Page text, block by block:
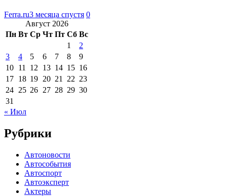
Ferra.ru3 месяца спустя 0
Август 2026
Пн Вт Ср Чт Пт Сб Вс
1
2
3
4 5 6 7 8
9
10 11 12 13 14 15 16
17 18 19 20 21 22 23
24 25 26 27 28 29 30
31
« Июл
Рубрики
Автоновости
Автособытия
Автоспорт
Автоэксперт
Актеры